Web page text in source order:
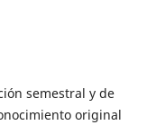
semestral y de
original